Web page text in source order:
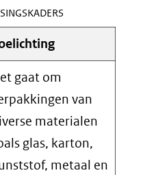
gaat om
van
materialen
glas, karton,
metaal en